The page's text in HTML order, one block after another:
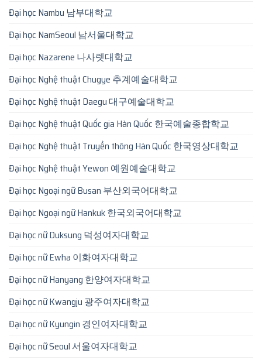
Đại học Nambu 남부대학교
Đại học NamSeoul 남서울대학교
Đại học Nazarene 나사렛대학교
Đại học Nghệ thuật Chugye 추계예술대학교
Đại học Nghệ thuật Daegu 대구예술대학교
Đại học Nghệ thuật Quốc gia Hàn Quốc 한국예술종합학교
Đại học Nghệ thuật Truyền thông Hàn Quốc 한국영상대학교
Đại học Nghệ thuật Yewon 예원예술대학교
Đại học Ngoại ngữ Busan 부산외국어대학교
Đại học Ngoại ngữ Hankuk 한국외국어대학교
Đại học nữ Duksung 덕성여자대학교
Đại học nữ Ewha 이화여자대학교
Đại học nữ Hanyang 한양여자대학교
Đại học nữ Kwangju 광주여자대학교
Đại học nữ Kyungin 경인여자대학교
Đại học nữ Seoul 서울여자대학교